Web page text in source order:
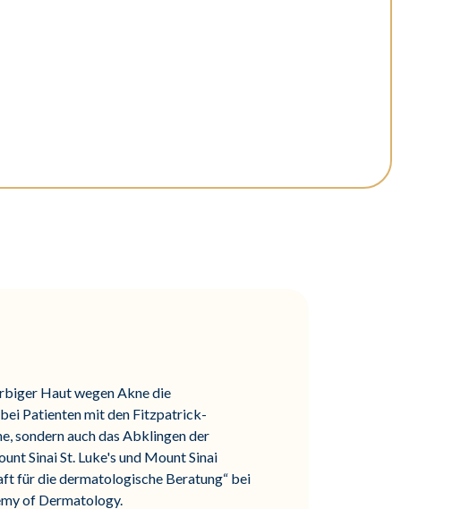
Haut wegen Akne die
Patienten mit den Fitzpatrick-
sondern auch das Abklingen der
Sinai St. Luke's und Mount Sinai
für die dermatologische Beratung“ bei
of Dermatology.